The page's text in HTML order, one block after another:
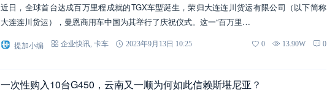
近日，全球首台达成百万里程成就的TGX车型诞生，荣归大连连川货运有限公司（以下简称
大连连川货运），曼恩商用车中国为其举行了庆祝仪式。这一“百万里…
提加小编 企业快讯, 卡车 2023年9月13日 10:25 0 13.90W 0
一次性购入10台G450，云南又一顺为何如此信赖斯堪尼亚？